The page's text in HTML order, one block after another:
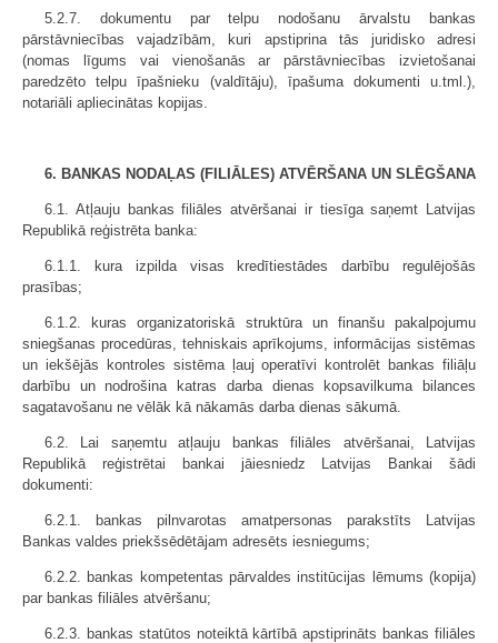
5.2.7. dokumentu par telpu nodošanu ārvalstu bankas
pārstāvniecības vajadzībām, kuri apstiprina tās juridisko adresi
(nomas līgums vai vienošanās ar pārstāvniecības izvietošanai
paredzēto telpu īpašnieku (valdītāju), īpašuma dokumenti u.tml.),
notariāli apliecinātas kopijas.
6. BANKAS NODAĻAS (FILIĀLES) ATVĒRŠANA UN SLĒGŠANA
6.1. Atļauju bankas filiāles atvēršanai ir tiesīga saņemt Latvijas
Republikā reģistrēta banka:
6.1.1. kura izpilda visas kredītiestādes darbību regulējošās
prasības;
6.1.2. kuras organizatoriskā struktūra un finanšu pakalpojumu
sniegšanas procedūras, tehniskais aprīkojums, informācijas sistēmas
un iekšējās kontroles sistēma ļauj operatīvi kontrolēt bankas filiāļu
darbību un nodrošina katras darba dienas kopsavilkuma bilances
sagatavošanu ne vēlāk kā nākamās darba dienas sākumā.
6.2. Lai saņemtu atļauju bankas filiāles atvēršanai, Latvijas
Republikā reģistrētai bankai jāiesniedz Latvijas Bankai šādi
dokumenti:
6.2.1. bankas pilnvarotas amatpersonas parakstīts Latvijas
Bankas valdes priekšsēdētājam adresēts iesniegums;
6.2.2. bankas kompetentas pārvaldes institūcijas lēmums (kopija)
par bankas filiāles atvēršanu;
6.2.3. bankas statūtos noteiktā kārtībā apstiprināts bankas filiāles